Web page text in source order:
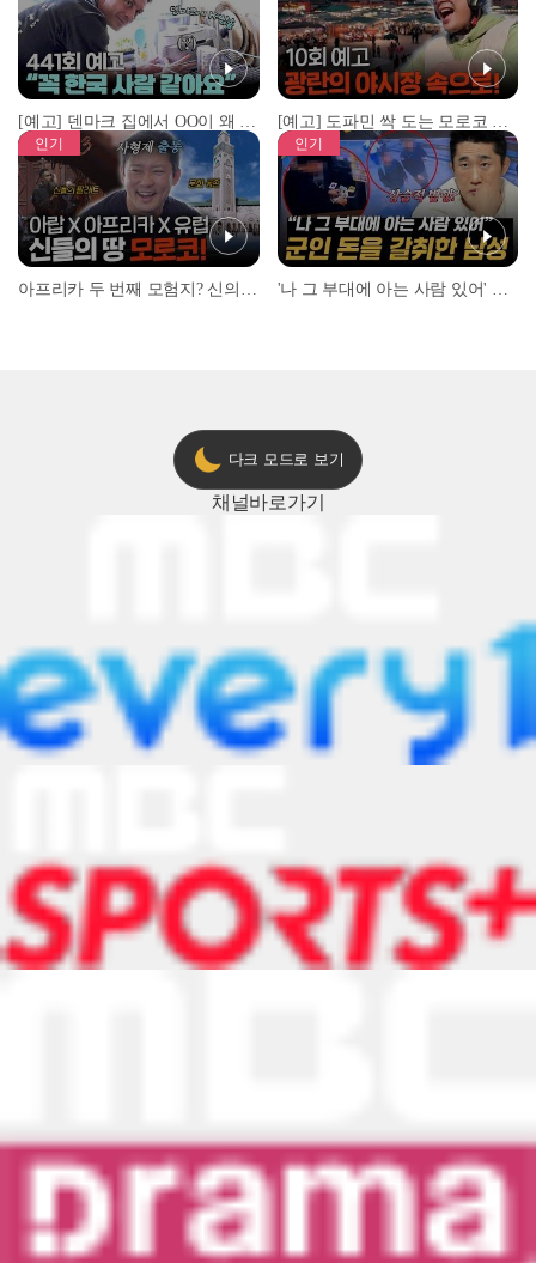
[예고] 덴마크 집에서 OO이 왜 나와...? 이상할 정도로 한국을 사랑하는 우리 형을 제보합니다! [예고] 도파민 싹 도는 모로코 야시장 투어!
인기 인기
다크 모드로 보기
채널바로가기